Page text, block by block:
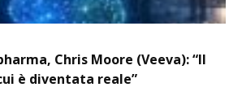
Chris Moore (Veeva): “Il
è diventata reale”